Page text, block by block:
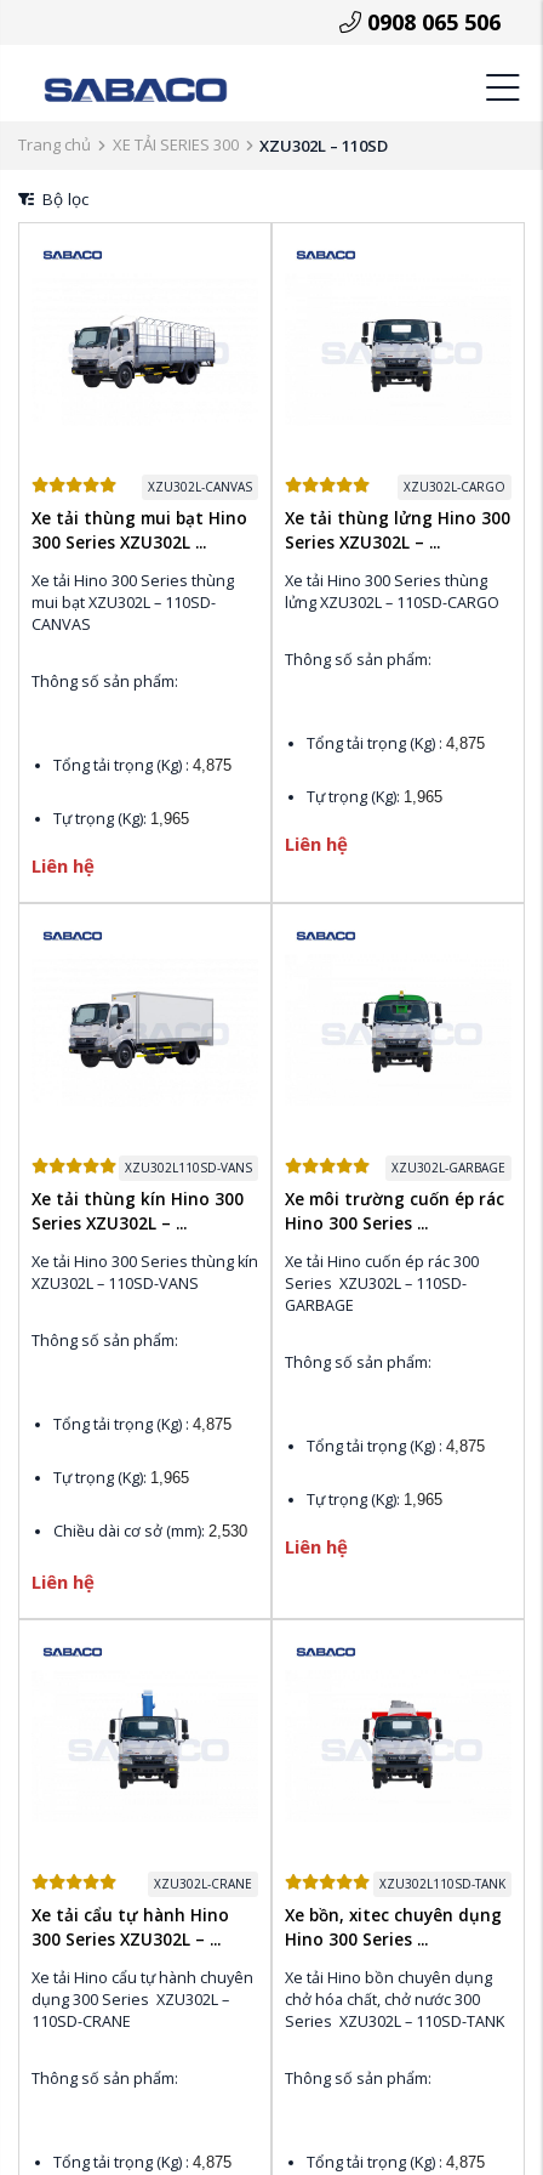
0908 065 506
Trang chủ XE TẢI SERIES 300 XZU302L – 110SD
Bộ lọc
XZU302L-CANVAS
Xe tải thùng mui bạt Hino
300 Series XZU302L ...
Xe tải Hino 300 Series thùng
mui bạt XZU302L – 110SD-
CANVAS
Thông số sản phẩm:
Tổng tải trọng (Kg) : 4,875
Tự trọng (Kg): 1,965
Chiều dài cơ sở (mm):
Khoảng cách từ sau Cabin
đến điểm cuối chassis (mm):
3,040
theo yêu cầu của khách hàn
Liên hệ
XZU302L-CARGO
Xe tải thùng lửng Hino 300
Series XZU302L – ...
Xe tải Hino 300 Series thùng
lửng XZU302L – 110SD-CARGO
Thông số sản phẩm:
Tổng tải trọng (Kg) : 4,875
Tự trọng (Kg): 1,965
Chiều dài cơ sở (mm):
Kích thước bao ngoài (mm):
đến điểm cuối chassis (mm):
HINO Nhật Bản
Liên hệ
XZU302L110SD-VANS
Xe tải thùng kín Hino 300
Series XZU302L – ...
Xe tải Hino 300 Series thùng kín
XZU302L – 110SD-VANS
Thông số sản phẩm:
Tổng tải trọng (Kg) : 4,875
Tự trọng (Kg): 1,965
Chiều dài cơ sở (mm): 2,530
Kích thước bao ngoài (mm):
Khoảng cách từ sau Cabin
HINO Nhật Bản
Đóng mới các Loại Thùng
Liên hệ
XZU302L-GARBAGE
Xe môi trường cuốn ép rác
Hino 300 Series ...
Xe tải Hino cuốn ép rác 300
Series  XZU302L – 110SD-
GARBAGE
Thông số sản phẩm:
Tổng tải trọng (Kg) : 4,875
Tự trọng (Kg): 1,965
Chiều dài cơ sở (mm):
đến điểm cuối chassis (mm):
HINO Nhật Bản
Liên hệ
XZU302L-CRANE
Xe tải cẩu tự hành Hino
300 Series XZU302L – ...
Xe tải Hino cẩu tự hành chuyên
dụng 300 Series  XZU302L –
110SD-CRANE
Thông số sản phẩm:
Tổng tải trọng (Kg) : 4,875
XZU302L110SD-TANK
Xe bồn, xitec chuyên dụng
Hino 300 Series ...
Xe tải Hino bồn chuyên dụng
chở hóa chất, chở nước 300
Series  XZU302L – 110SD-TANK
Thông số sản phẩm:
Tổng tải trọng (Kg) : 4,875